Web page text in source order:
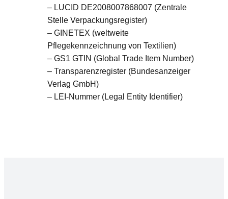
– LUCID DE2008007868007 (Zentrale
Stelle Verpackungsregister)
– GINETEX (weltweite
Pflegekennzeichnung von Textilien)
– GS1 GTIN (Global Trade Item Number)
– Transparenzregister (Bundesanzeiger
Verlag GmbH)
– LEI-Nummer (Legal Entity Identifier)